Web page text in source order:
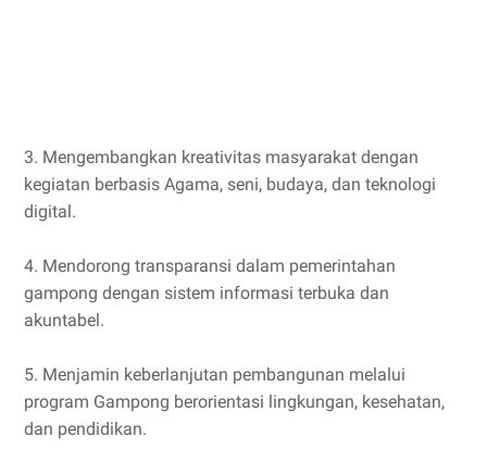
3. Mengembangkan kreativitas masyarakat dengan
kegiatan berbasis Agama, seni, budaya, dan teknologi
digital.
4. Mendorong transparansi dalam pemerintahan
gampong dengan sistem informasi terbuka dan
akuntabel.
5. Menjamin keberlanjutan pembangunan melalui
program Gampong berorientasi lingkungan, kesehatan,
dan pendidikan.